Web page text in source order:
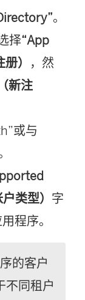
。
择“App
）
，然
新注
或与
类型） 字
程序。
的客户
不同租户